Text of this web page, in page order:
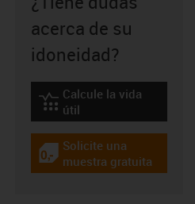
acerca de su
idoneidad?
igus-icon-lebensdauerrechner
Calcule la vida
útil
igus-icon-gratismuster
Solicite una
muestra gratuita